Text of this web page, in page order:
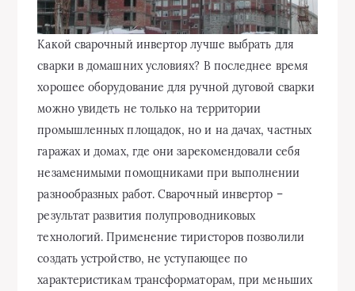
Какой сварочный инвертор лучше выбрать для
сварки в домашних условиях? В последнее время
хорошее оборудование для ручной дуговой сварки
можно увидеть не только на территории
промышленных площадок, но и на дачах, частных
гаражах и домах, где они зарекомендовали себя
незаменимыми помощниками при выполнении
разнообразныхработ. Сварочный инвертор – результат развития полупроводниковых технологий. Применение тиристоров позволили создать устройство, не уступающее по характеристикам трансформаторам, при меньших габаритах и массе. О категориях и ценах. Сварочное инверторное оборудование разделяют на три категории, по области применения: Инверторы бытового назначения. Отличаются самыми скромными характеристиками: кратковременный режим работы, после которого аппарату требуется длительный перерыв, короткий период эксплуатации. Максимальный сварочный ток не превышает 200 А. Доступная стоимость делает аппараты идеальным выбором для загородного участка. Ценовой диапазон находится в пределах от 60 до 200 $, в зависимости от завода-изготовителя. Инверторы профессионального назначения. Эти модели стоят на порядок дороже. Стоимость аппаратов данного класса достигает 800 $. За эти деньги пользователь получает надежный и мощный инвертор, способный работать со многими видами электродов без перерыва. Сварочный ток регулируется до 300 А . Выбор средних строительных и производственных предприятий, на которых требуется производить работы высокого уровня сложности, например, сварку металлоконструкций. Промышленное оборудование. Инверторы высочайшего качества, отличающиеся прекрасными характеристиками. Особенности конструкции обеспечивают защиту от влаги, а также дают возможность производить работы в условиях повышенной запыленности. Данные аппараты отличает длительный режим сварки – пять суток с незначительными перерывами. Максимальный показатель сварочного тока достигает 500 А . За качество нужно платить – стоимость промышленных моделей варьируется в пределах 700-2500 $. Поэтому основными потребителями этого оборудования являются крупные промышленные предприятия. Преимущества. Данные аппараты имеют массу достоинств, обеспечивающих популярность конструкции: КПД. В некоторых моделях показатель достигает 95 %. Это достойная величина для аппаратуры с электронным управлением. Режим работы. Модели высокого класса способны работать длительное время без перерыва . Защитный механизм. Электрическая безопасность всех агрегатов, включая бюджетные модели, на высоте: двойная изоляция, защита от перепадов напряжения и коротких замыканий. Качество соединения. Достигается за счет широких возможностей выбора оптимального режима работы. Плавность регулировки, отсутствие брызг, множество расходных материалов также оказывают влияние на конечный результат. Габариты и вес, которые на порядок ниже, чем у выпрямителей и трансформаторов с аналогичными характеристиками. Недостатков у инверторов не так много: Требования к уходу. При инверторной сварке в корпус устройства, через вентилятор охлаждения, проникает много пыли. Несвоевременная очистка может привести к короткому замыканию. Для уборки используйте бытовой пылесос. Температурный режим. Большинство аппаратов не пригодны к эксплуатации в условиях отрицательной температуры. Также не рекомендуют работать в помещениях с повышенной влажностью. Стоимость ремонта. Электронная начинка довольно дорогая. Устранение поломки может обойтись дороже, чем покупка нового сварочника. Технологии и типы. Выбирая аппарат инвертор обращайте внимание на классификацию по типу сварки, а именно: ручная; полуавтомат; аргоновая; плазменная. Последовательность процессов, происходящих в режиме работы, выглядит следующим образом: Подача переменного тока на аппарат. С помощью диодного устройства происходит преобразование в постоянный ток. Обратное преобразование энергии в транзисторном блоке. Полученный ток отличается большей частотой. Высокочастотный ток поступает на трансформатор. Происходит увеличение силы тока, одновременно с понижением напряжения. Ток поступает на выпрямитель, где происходит последнее изменение вида тока. Полученный постоянный ток является сварочным. При проведении работ не забывайте про технику безопасности: Не используйте токопроводящие рукава с механическими повреждениями; Проверяйте надежность фиксации клемм перед началом работ; Не работайте без средств индивидуальной защиты. Характеристики и описание. Принципиальная схема сварочного инвертора с силой тока 170 А. Высокая технологичность конструкции влияет на количество характеристик. К ключевым параметрам относят: Напряжение сети. Большинство бюджетных и профессиональных моделей рассчитаны на работу при напряжении 220 В . Промышленные модели адаптированы к трехфазному режиму. Количество циклов преобразования тока исключает возможность скачка напряжения. Рабочий цикл. В процессе работы электроника инвертора подвергается значительным температурным нагрузкам. Период работы под нагрузкой определяет параметр «ПВ» – продолжительность включения, который выражается в процентном соотношении. Чем выше показатель ПВ – тем длиннее сварочный цикл. Средний показатель продолжительности включения составляет 70 %. Считается одним из основных параметров. Диапазон сварочного тока. Зависит от класса аппарата. Начиная от 160 А для бытовых устройств, до 500 А у промышленных агрегатов. Диаметр электрода. Рекомендуемая величина сечения указывается производителем. Полностью зависит от силы тока. Охлаждение аппарата. От качества системы зависит показатель продолжительности нагрузки. Модернизацию охлаждения производят путем установки дополнительных кулеров. Грамотное расположение, а также увеличение скорости вращения лопастей, позволяет улучшить вентиляцию агрегата. Условия эксплуатации. Параметры задаются изготовителем устройства. Однако, ввиду наличия электрических элементов, большинство моделей работаю в диапазоне от -15 до +40 Сº. Не рекомендуем производить работы в помещения с высокой влажностью – возможно повреждение электроники. Существуют несколько параметров, требующие особого внимания. Рассмотрим их ниже. Сварочный ток. Сварочный аппарат инверторного типа обладает множеством рабочих параметров. Регулировка величины тока позволяет добиться оптимальных условий работы. Повышение силы тока влечет за собой увеличение теплового излучения. Напряжение холостого хода. Образование сварочной дуги требует высокого напряжения. После окончания рабочего цикла этот показатель опускается до уровня, не представляющего угрозы для людей. Уровень напряжения в режиме ожидания влияет на срок эксплуатации – слишком высокое напряжение ведет к быстрой поломке. Все рабочие параметры должны быть указаны в техническом паспорте аппарата. Питающее напряжение. Как было сказано выше, большинство любительских инверторов рассчитаны на работу с напряжением 220-230 В. Техническая документация или инструкция по эксплуатации может расширить диапазон на 15-20 %. Это позволяет выполнять работы в условиях перепадов напряжения. Несмотря на это, в дополнение к сварочному оборудованию, рекомендуем приобрести стабилизатор напряжения, ведь резкий перепад выведет его из строя. Максимальный режим работы. Данная функция расширяет область применения аппаратов. Непродолжительное увеличение силы тока позволяет производить работы с максимальной эффективностью . Обратите внимание, что подобные условия не предусматривают длительный период работы. Все инверторы оборудованы надежной термозащитой, однако не стоит проверять ее надежность методом превышения продолжительности нагрузки. Дополнительные функции. Инверторную электросварку ценят за дополнительные функции, которые призваны облегчить работу оператора, сделав ее безопасной и комфортной. К ним относятся: Антиприлипание электрода. Будет особенно полезна новичкам. При «залипании» электрода срабатывает автоматика инвертора, отключая подачу тока и напряжения. После этого электрод легко отделяется от поверхности. Выпускают аппараты, которые имеют регулируемую функцию «антизалипания» – при желании ее можно отключить. Термозащита. Аппарат обесточивается в случае критического повышения температуры. Это важнейший узел безопасности. Горячий старт. Заключается в кратковременном увеличении тока в момент образования дуги. На некоторых аппаратах можно выставить данный параметр вручную, с помощью плавной регулировки. Форсаж дуги. Полезная функция. В случае увеличения длины дуги, командное устройство увеличит силу тока, не дав ей погаснуть. Принцип действия имеет схожесть с функцией «горячий старт», с одним отличием: ток повышается не перед работой, а во время, при критических ситуациях. Регулировка производится как в автоматическом режиме, так и вручную. Пыле- влагозащита. Достигается путем установки специальных улавливающих фильтров на вентилятор системы охлаждения. Позволяет произвродить работы при сложных погодных условиях. Какой фирмы лучше выбрать? « Сварочный аппарат для дома и дачи какой фирмы лучше выбрать? » – популярный вопрос, который беспокоит многих любителей сварки. В первую очередь необходимо определится с ценовой политикой – российские производители предлагают аппараты со средними показателями – как по качеству, так и по цене . Они являются золотой серединой. Известные производители из Германии или Италии стоят на порядок дороже, однако выгодно отличаются качеством сборки и сроком эксплуатации. Экономически выгодным приобретением станет продукция сомнительных китайских марок. Насколько долгой и комфортной будет эксплуатация таких устройств, не скажет никто. Следует особо выделить продукцию из Южной Кореи. Потребителям предлагают широкий выбор устройств различной ценовой категории, а сервисные центры по обслуживанию корейского сварочного оборудования открыты практически в каждом крупном городе. Специалисты отмечают высокое качество, не уступающее ведущим европейским производителям, при более привлекательной цене. При выборе инвертора помните, что такие дешевые модели, как правило, не имеют дополнительных функций, облегчающих сварщику жизнь . Обращайте внимание на наличие сервисных центров производителя – своевременное техническое обслуживание продлит срок службы устройства. Рейтинг лучших среди сварщиков. Выбор подходящего оборудования – сложная задача. Предлагаем ознакомиться с «ТОП-10» рейтингом импульсных и дуговых сварочных инверторов, который составлен на основании отзывов пользователей